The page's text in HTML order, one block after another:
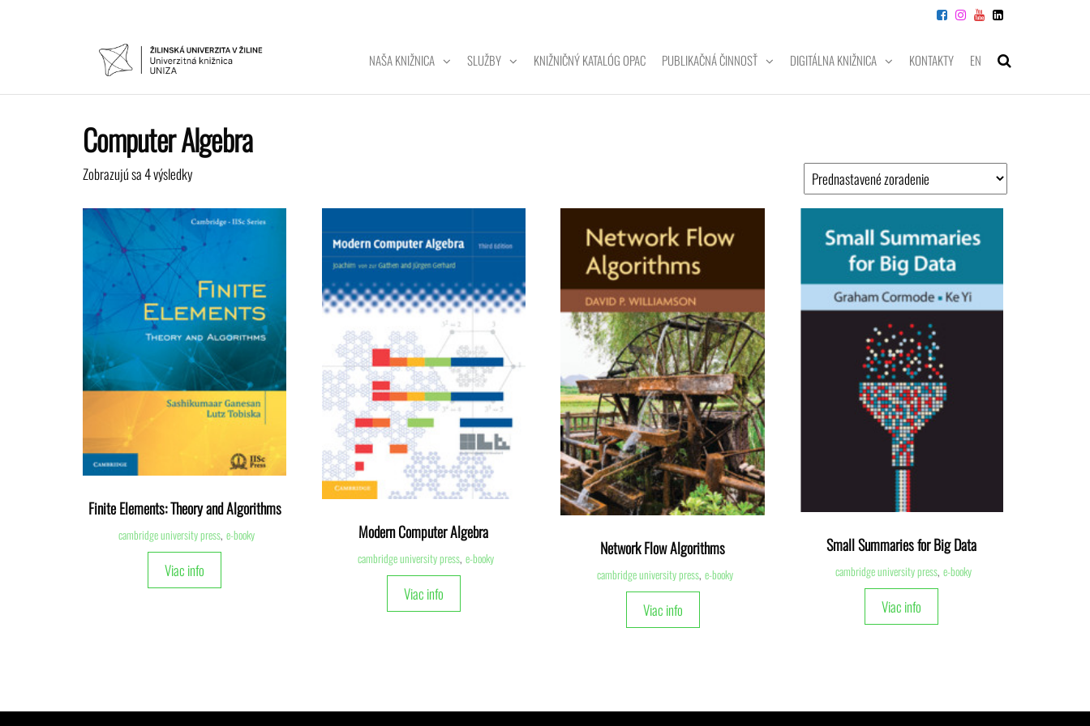
UNIVERZITNÁ
KNIŽNICA
NAŠA KNIŽNICA SLUŽBY KNIŽNIČNÝ KATALÓG OPAC PUBLIKAČNÁ ČINNOSŤ DIGITÁLNA KNIŽNICA KONTAKTY EN
Computer Algebra
Zobrazujú sa 4 výsledky
Finite Elements: Theory and Algorithms
cambridge university press, e-booky
Viac info
Modern Computer Algebra
cambridge university press, e-booky
Viac info
Network Flow Algorithms
cambridge university press, e-booky
Viac info
Small Summaries for Big Data
cambridge university press, e-booky
Viac info